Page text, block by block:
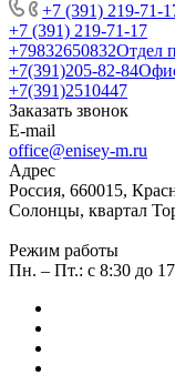
+7 (391) 219-71-
+7 (391) 219-71-17
+79832650832Отдел
+7(391)205-82-84
+7(391)2510447
Заказать звонок
E-mail
office@enisey-m.ru
Адрес
Россия, 660015,
Солонцы, квартал
Режим работы
Пн. – Пт.: c 8:30 до